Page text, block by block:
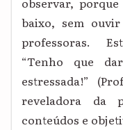
baixo, sem
professoras.
“Tenho que
estressada!”
reveladora da
conteúdos e